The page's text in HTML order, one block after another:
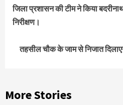
Reading
जिला प्रशासन की टीम ने किया
निरीक्षण।
तहसील चौक के जाम से निजात
More Stories